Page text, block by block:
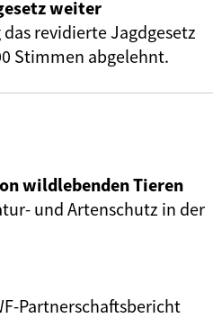
weiter
revidierte Jagdgesetz
Stimmen abgelehnt.
wildlebenden Tieren
und Artenschutz in der
Partnerschaftsbericht